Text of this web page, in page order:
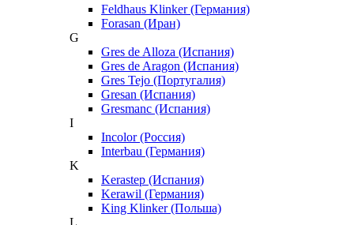
Feldhaus Klinker (Германия)
Forasan (Иран)
G
Gres de Alloza (Испания)
Gres de Aragon (Испания)
Gres Tejo (Португалия)
Gresan (Испания)
Gresmanc (Испания)
I
Incolor (Россия)
Interbau (Германия)
K
Kerastep (Испания)
Kerawil (Германия)
King Klinker (Польша)
L